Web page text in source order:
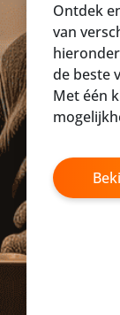
Ontdek
van
de beste
Met één